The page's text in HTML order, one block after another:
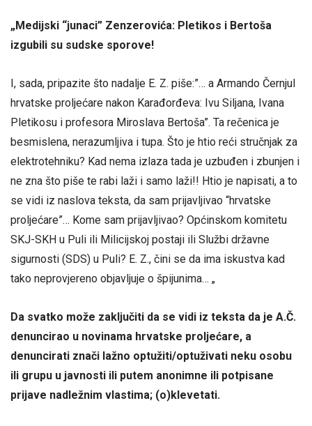
„Medijski “junaci” Zenzerovića: Pletikos i Bertoša
izgubili su sudske sporove!
I, sada, pripazite što nadalje E. Z. piše:”… a Armando Černjul
hrvatske proljećare nakon Karađorđeva: Ivu Siljana, Ivana
Pletikosu i profesora Miroslava Bertoša”. Ta rečenica je
besmislena, nerazumljiva i tupa. Što je htio reći stručnjak za
elektrotehniku? Kad nema izlaza tada je uzbuđen i zbunjen i
ne zna što piše te rabi laži i samo laži!! Htio je napisati, a to
se vidi iz naslova teksta, da sam prijavljivao “hrvatske
proljećare”… Kome sam prijavljivao? Općinskom komitetu
SKJ-SKH u Puli ili Milicijskoj postaji ili Službi državne
sigurnosti (SDS) u Puli? E. Z., čini se da ima iskustva kad
tako neprovjereno objavljuje o špijunima… „
Da svatko može zaključiti da se vidi iz teksta da je A.Č.
denuncirao u novinama hrvatske proljećare, a
denuncirati znači lažno optužiti/optuživati neku osobu
ili grupu u javnosti ili putem anonimne ili potpisane
prijave nadležnim vlastima; (o)klevetati.